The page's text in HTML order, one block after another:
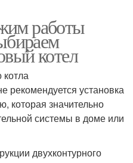
работы
котел
рекомендуется установка
которая значительно
системы в доме или
двухконтурного